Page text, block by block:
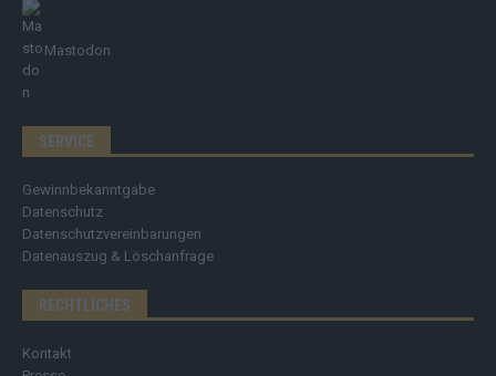
Mastodon
SERVICE
Gewinnbekanntgabe
Datenschutz
Datenschutzvereinbarungen
Datenauszug & Löschanfrage
RECHTLICHES
Kontakt